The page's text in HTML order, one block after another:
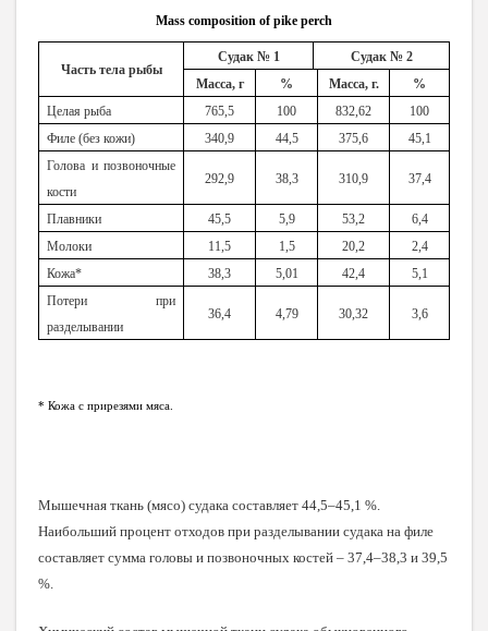
Mass composition of pike perch
Часть тела рыбы
Судак № 1
Судак № 2
Масса, г
% Масса, г.
%
Целая рыба
765,5 100 832,62
100
Филе (без кожи)
340,9 44,5 375,6
45,1
Голова и позвоночные
кости
292,9 38,3 310,9 37,4
Плавники 45,5 5,9 53,2
6,4
Молоки
11,5 1,5 20,2
2,4
Кожа*
38,3 5,01 42,4
5,1
Потери при
разделывании
36,4 4,79 30,32 3,6
* Кожа с прирезями мяса.
Мышечная ткань (мясо) судака составляет 44,5–45,1 %.
Наибольший процент отходов при разделывании судака на филе
составляет сумма головы и позвоночных костей – 37,4–38,3 и 39,5
%.